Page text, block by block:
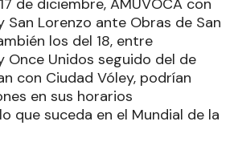
de diciembre, AMUVOCA con
San Lorenzo ante Obras de San
los del 18, entre
Once Unidos seguido del de
con Ciudad Vóley, podrían
en sus horarios
que suceda en el Mundial de la